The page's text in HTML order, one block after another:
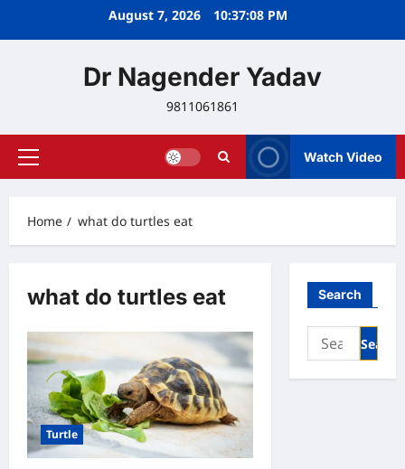
August 7, 2026 10:37:09 PM
Dr Nagender Yadav
9811061861
Primary
Watch Video
Home what do turtles eat
what do turtles eat
Turtle
Search
Search
for: